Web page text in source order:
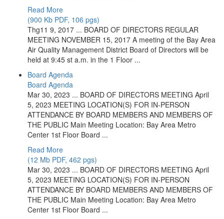
Read More
(900 Kb PDF, 106 pgs)
Thg11 9, 2017 ... BOARD OF DIRECTORS REGULAR
MEETING NOVEMBER 15, 2017 A meeting of the Bay Area
Air Quality Management District Board of Directors will be
held at 9:45 st a.m. in the 1 Floor ...
Board Agenda
Board Agenda
Mar 30, 2023 ... BOARD OF DIRECTORS MEETING April
5, 2023 MEETING LOCATION(S) FOR IN-PERSON
ATTENDANCE BY BOARD MEMBERS AND MEMBERS OF
THE PUBLIC Main Meeting Location: Bay Area Metro
Center 1st Floor Board ...
Read More
(12 Mb PDF, 462 pgs)
Mar 30, 2023 ... BOARD OF DIRECTORS MEETING April
5, 2023 MEETING LOCATION(S) FOR IN-PERSON
ATTENDANCE BY BOARD MEMBERS AND MEMBERS OF
THE PUBLIC Main Meeting Location: Bay Area Metro
Center 1st Floor Board ...